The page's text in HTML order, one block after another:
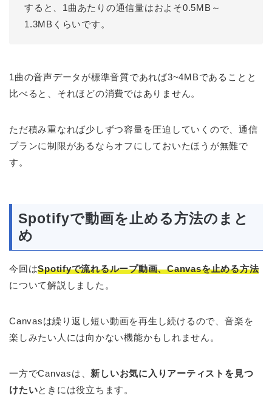
すると、1曲あたりの通信量はおよそ0.5MB～
1.3MBくらいです。
1曲の音声データが標準音質であれば3~4MBであることと
比べると、それほどの消費ではありません。
ただ積み重なれば少しずつ容量を圧迫していくので、通信
プランに制限があるならオフにしておいたほうが無難で
す。
Spotifyで動画を止める方法のまと
め
今回はSpotifyで流れるループ動画、Canvasを止める方法
について解説しました。
Canvasは繰り返し短い動画を再生し続けるので、音楽を
楽しみたい人には向かない機能かもしれません。
一方でCanvasは、 新しいお気に入りアーティストを見つ
けたいときには役立ちます。